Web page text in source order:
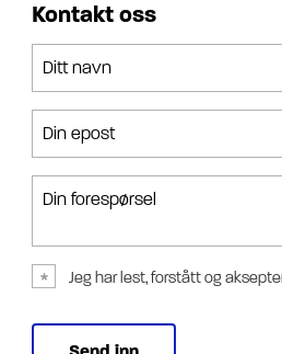
Kontakt oss
Ditt navn
Din epost
Din forespørsel
Jeg har lest, forstått og